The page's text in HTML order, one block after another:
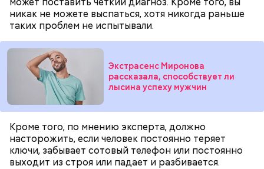
никак не можете выспаться, хотя никогда раньше
таких проблем не испытывали.
Экстрасенс Миронова
рассказала, способствует ли
лысина успеху мужчин
Кроме того, по мнению эксперта, должно
насторожить, если человек постоянно теряет
ключи, забывает сотовый телефон или постоянно
выходит из строя или падает и разбивается.
угаснет, — объяснил Бычков. — Но чаще всего они
не взрываются. Это редкий случай. Обычно энергия
у них кончается и они затухают.